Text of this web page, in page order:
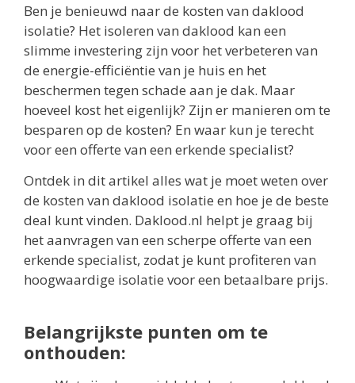
Ben je benieuwd naar de kosten van daklood
isolatie? Het isoleren van daklood kan een
slimme investering zijn voor het verbeteren van
de energie-efficiëntie van je huis en het
beschermen tegen schade aan je dak. Maar
hoeveel kost het eigenlijk? Zijn er manieren om te
besparen op de kosten? En waar kun je terecht
voor een offerte van een erkende specialist?
Ontdek in dit artikel alles wat je moet weten over
de kosten van daklood isolatie en hoe je de beste
deal kunt vinden. Daklood.nl helpt je graag bij
het aanvragen van een scherpe offerte van een
erkende specialist, zodat je kunt profiteren van
hoogwaardige isolatie voor een betaalbare prijs.
Belangrijkste punten om te
onthouden: